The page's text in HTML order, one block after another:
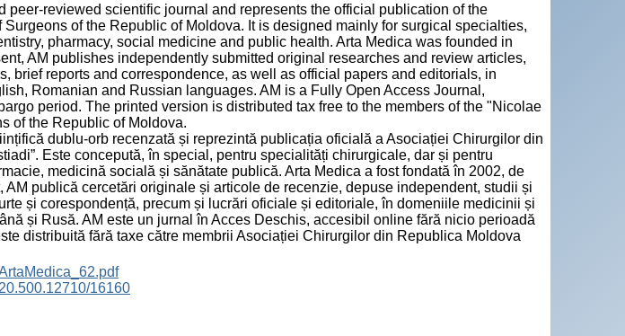
peer-reviewed scientific journal and represents the official publication of the
of the Republic of Moldova. It is designed mainly for surgical specialties,
pharmacy, social medicine and public health. Arta Medica was founded in
AM publishes independently submitted original researches and review articles,
brief reports and correspondence, as well as official papers and editorials, in
Romanian and Russian languages. AM is a Fully Open Access Journal,
period. The printed version is distributed tax free to the members of the "Nicolae
of the Republic of Moldova.
dublu-orb recenzată și reprezintă publicația oficială a Asociației Chirurgilor din
Este concepută, în special, pentru specialități chirurgicale, dar și pentru
medicină socială și sănătate publică. Arta Medica a fost fondată în 2002, de
AM publică cercetări originale și articole de recenzie, depuse independent, studii și
și corespondență, precum și lucrări oficiale și editoriale, în domeniile medicinii și
și Rusă. AM este un jurnal în Acces Deschis, accesibil online fără nicio perioadă
distribuită fără taxe către membrii Asociației Chirurgilor din Republica Moldova
16160